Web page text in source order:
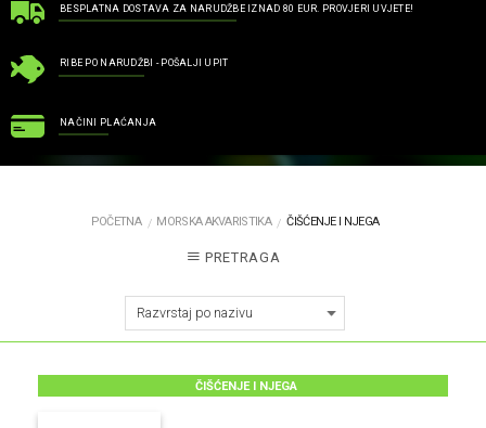
BESPLATNA DOSTAVA ZA NARUDŽBE IZNAD 80 EUR. PROVJERI UVJETE!
RIBE PO NARUDŽBI - POŠALJI UPIT
NAČINI PLAĆANJA
POČETNA / MORSKA AKVARISTIKA / ČIŠĆENJE I NJEGA
PRETRAGA
ČIŠĆENJE I NJEGA